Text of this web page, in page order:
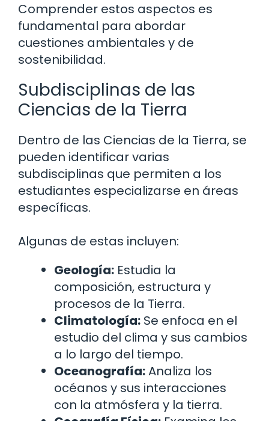
Comprender estos aspectos es
fundamental para abordar
cuestiones ambientales y de
sostenibilidad.
Subdisciplinas de las
Ciencias de la Tierra
Dentro de las Ciencias de la Tierra, se
pueden identificar varias
subdisciplinas que permiten a los
estudiantes especializarse en áreas
específicas.
Algunas de estas incluyen:
Geología: Estudia la
composición, estructura y
procesos de la Tierra.
Climatología: Se enfoca en el
estudio del clima y sus cambios
a lo largo del tiempo.
Oceanografía:Analiza los
océanos y sus interacciones
con la atmósfera y la tierra.